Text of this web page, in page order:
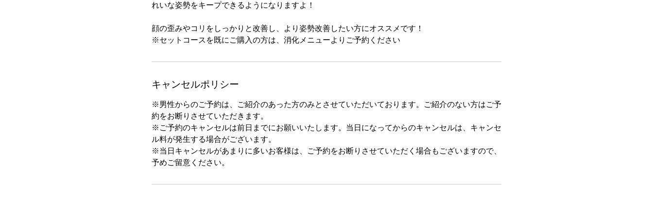
れいな姿勢をキープできるようになりますよ！
顔の歪みやコリをしっかりと改善し、より姿勢改善したい方にオススメです！
※セットコースを既にご購入の方は、消化メニューよりご予約ください
キャンセルポリシー
※男性からのご予約は、ご紹介のあった方のみとさせていただいております。ご紹介のない方はご予
約をお断りさせていただきます。
※ご予約のキャンセルは前日までにお願いいたします。当日になってからのキャンセルは、キャンセ
ル料が発生する場合がございます。
※当日キャンセルがあまりに多いお客様は、ご予約をお断りさせていただく場合もございますので、
予めご留意ください。